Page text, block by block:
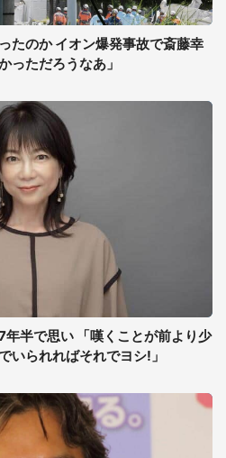
たのか イオン爆発事故で斎藤幸
っただろうなあ」
半で思い 「嘆くことが前より少
いられればそれでヨシ!」